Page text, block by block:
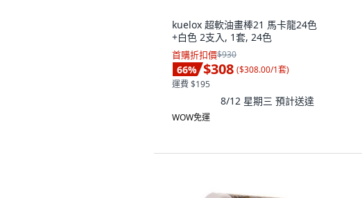
kuelox 超軟油畫棒21 馬卡龍24色
+白色 2支入, 1套, 24色
首購折扣價$930
66% $308 ($308.00/1套)
運費 $195
8/12 星期三 預計送達
WOW免運